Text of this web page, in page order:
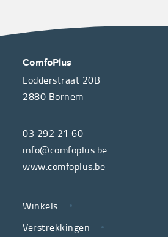
OVER
ONS
de
hulpmiddelenwinkel
van
neutrale
ziekenfondsen,
CONTACT
ComfoPlus
Lodderstraat 20B
2880 Bornem
03 292 21 60
info@comfoplus.be
www.comfoplus.be
LINKS
Winkels
Verstrekkingen